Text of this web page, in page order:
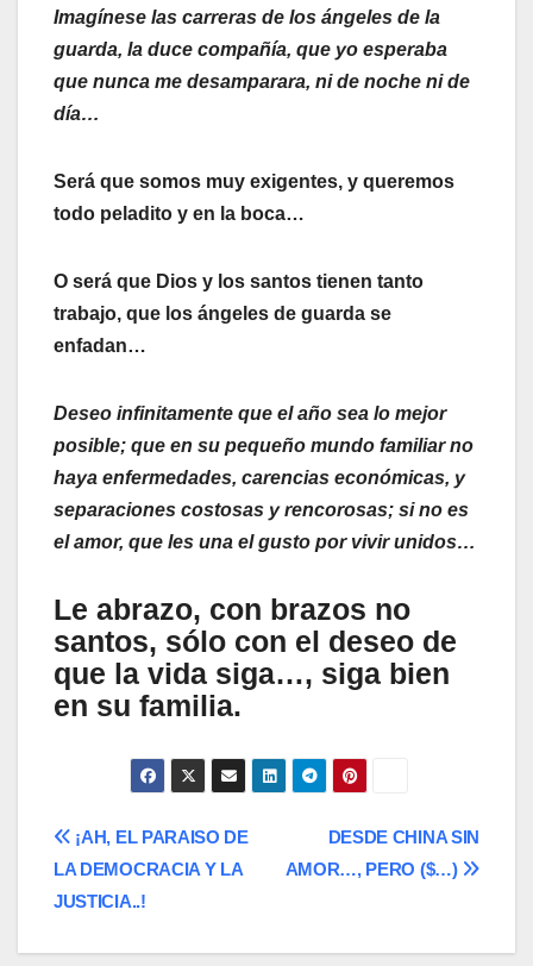
Imagínese las carreras de los ángeles de la
guarda, la duce compañía, que yo esperaba
que nunca me desamparara, ni de noche ni de
día…
Será que somos muy exigentes, y queremos
todo peladito y en la boca…
O será que Dios y los santos tienen tanto
trabajo, que los ángeles de guarda se
enfadan…
Deseo infinitamente que el año sea lo mejor
posible; que en su pequeño mundo familiar no
haya enfermedades, carencias económicas, y
separaciones costosas y rencorosas; si no es
el amor, que les una el gusto por vivir unidos…
Le abrazo, con brazos no
santos, sólo con el deseo de
que la vida siga…, siga bien
en su familia.
Navegación
de
entradas
DESDE CHINA SIN
AMOR…, PERO ($…)
¡AH, EL PARAISO DE
LA DEMOCRACIA Y LA
JUSTICIA..!